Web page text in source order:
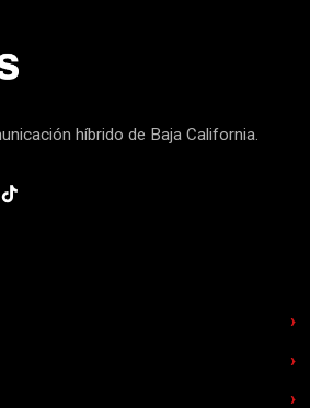
híbrido de Baja California.